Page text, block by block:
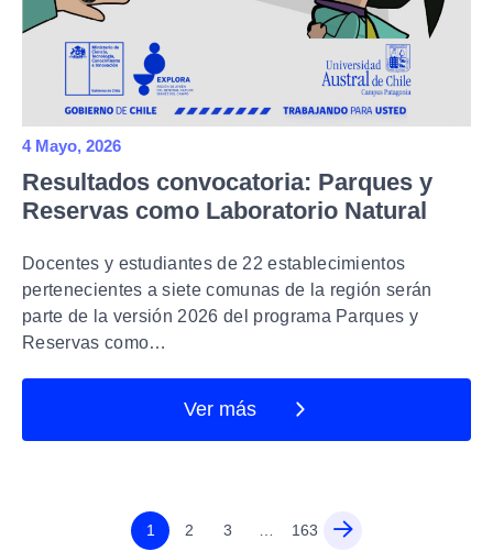
4 Mayo, 2026
Resultados convocatoria: Parques y
Reservas como Laboratorio Natural
Docentes y estudiantes de 22 establecimientos
pertenecientes a siete comunas de la región serán
parte de la versión 2026 del programa Parques y
Reservas como…
Ver más
1 2 3 163